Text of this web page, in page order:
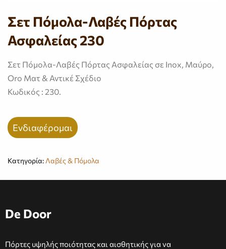
Σετ Πόμολα-Λαβές Πόρτας
Ασφαλείας 230
Σετ Πόμολα-Λαβές Πόρτας Ασφαλείας σε Inox, Μαύρο,
Oro Ματ & Αντικέ Σχέδιο
Κωδικός : 230.
Ενδιαφέρομαι
Κατηγορία: Λαβές & Πόμολα
De Door
Πόρτες υψηλής ποιότητας και αισθητικής για να